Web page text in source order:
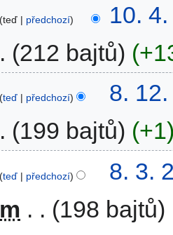
teď předchozí
10.
212 bajtů
teď předchozí
8.
199 bajtů
+1
teď předchozí
8. 3.
m
198 bajtů